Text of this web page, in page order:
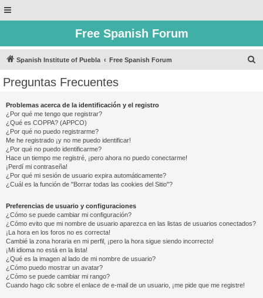
Free Spanish Forum
Spanish Institute of Puebla Free Spanish Forum
Preguntas Frecuentes
Problemas acerca de la identificación y el registro
¿Por qué me tengo que registrar?
¿Qué es COPPA? (APPCO)
¿Por qué no puedo registrarme?
Me he registrado ¡y no me puedo identificar!
¿Por qué no puedo identificarme?
Hace un tiempo me registré, ¡pero ahora no puedo conectarme!
¡Perdí mi contraseña!
¿Por qué mi sesión de usuario expira automáticamente?
¿Cuál es la función de "Borrar todas las cookies del Sitio"?
Preferencias de usuario y configuraciones
¿Cómo se puede cambiar mi configuración?
¿Cómo evito que mi nombre de usuario aparezca en las listas de usuarios conectados?
¡La hora en los foros no es correcta!
Cambié la zona horaria en mi perfil, ¡pero la hora sigue siendo incorrecto!
¡Mi idioma no está en la lista!
¿Qué es la imagen al lado de mi nombre de usuario?
¿Cómo puedo mostrar un avatar?
¿Cómo se puede cambiar mi rango?
Cuando hago clic sobre el enlace de e-mail de un usuario, ¡me pide que me registre!